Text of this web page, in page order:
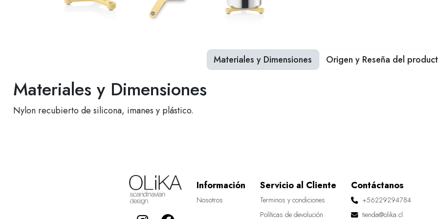
Materiales y Dimensiones
Nylon recubierto de silicona, imanes y plástico.
Materiales y Dimensiones Origen y Reseña del
Información
Nosotros
Servicio al Cliente
Terminos y condiciones
Políticas de devolución
Contáctanos
+56229294784
tienda@olika.cl